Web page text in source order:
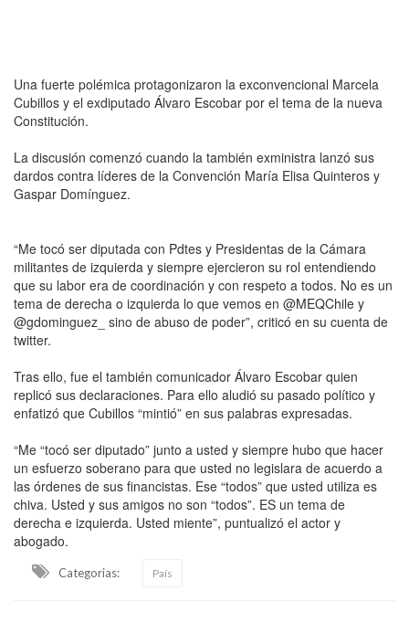
Una fuerte polémica protagonizaron la exconvencional Marcela
Cubillos y el exdiputado Álvaro Escobar por el tema de la nueva
Constitución.
La discusión comenzó cuando la también exministra lanzó sus
dardos contra líderes de la Convención María Elisa Quinteros y
Gaspar Domínguez.
“Me tocó ser diputada con Pdtes y Presidentas de la Cámara
militantes de izquierda y siempre ejercieron su rol entendiendo
que su labor era de coordinación y con respeto a todos. No es un
tema de derecha o izquierda lo que vemos en @MEQChile y
@gdominguez_ sino de abuso de poder”, criticó en su cuenta de
twitter.
Tras ello, fue el también comunicador Álvaro Escobar quien
replicó sus declaraciones. Para ello aludió su pasado político y
enfatizó que Cubillos “mintió” en sus palabras expresadas.
“Me “tocó ser diputado” junto a usted y siempre hubo que hacer
un esfuerzo soberano para que usted no legislara de acuerdo a
las órdenes de sus financistas. Ese “todos” que usted utiliza es
chiva. Usted y sus amigos no son “todos”. ES un tema de
derecha e izquierda. Usted miente”, puntualizó el actor y
abogado.
Categorias: País